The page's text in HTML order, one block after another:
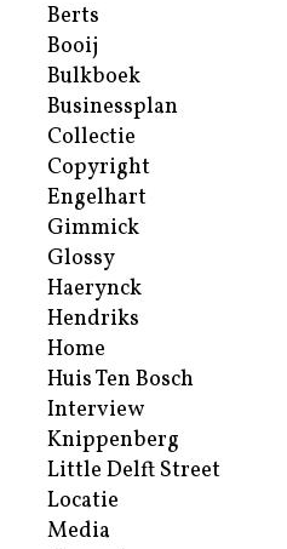
Berts
Booij
Bulkboek
Businessplan
Collectie
Copyright
Engelhart
Gimmick
Glossy
Haerynck
Hendriks
Home
Huis Ten Bosch
Interview
Knippenberg
Little Delft Street
Locatie
Media